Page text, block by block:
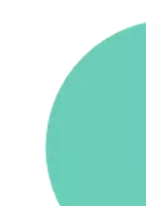
Powróć do wykazu
Studia podyplomowe ·
Pedagogika
wychowawcza